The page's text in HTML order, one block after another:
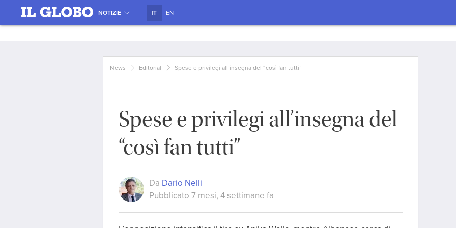
NOTIZIE IT EN
News Editorial Spese e privilegi all’insegna del “così fan tutti”
Spese e privilegi all’insegna del
“così fan tutti”
Da Dario Nelli
Pubblicato 7 mesi, 4 settimane fa